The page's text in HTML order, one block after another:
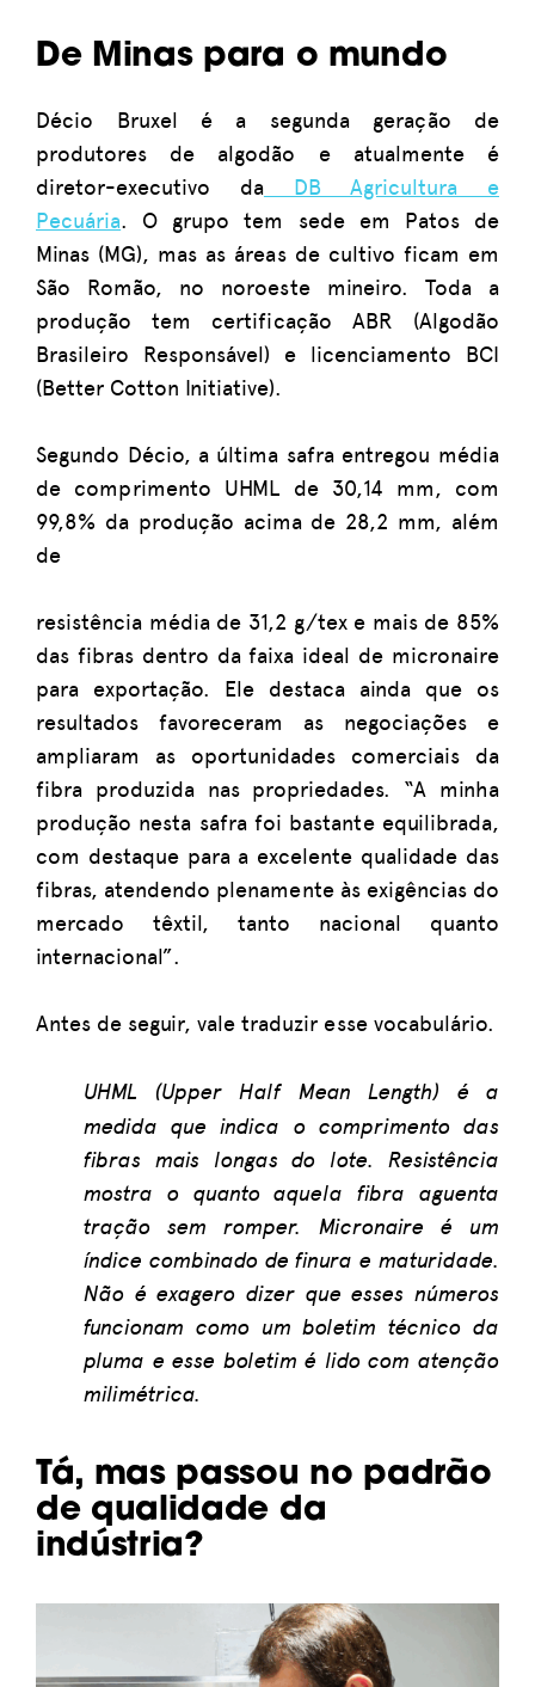
De Minas para o mundo
Décio Bruxel é a segunda geração de
produtores de algodão e atualmente é
diretor-executivo daDB Agricultura e
Pecuária. O grupo tem sede em Patos de
Minas (MG), mas as áreas de cultivo ficam em
São Romão, no noroeste mineiro. Toda a
produção tem certificação ABR (Algodão
Brasileiro Responsável) e licenciamento BCI
(Better Cotton Initiative).
Segundo Décio, a última safra entregou média
de comprimento UHML de 30,14 mm, com
99,8% da produção acima de 28,2 mm, além
de
resistência média de 31,2 g/tex e mais de 85%
das fibras dentro da faixa ideal de micronaire
para exportação. Ele destaca ainda que os
resultados favoreceram as negociações e
ampliaram as oportunidades comerciais da
fibra produzida nas propriedades. “A minha
produção nesta safra foi bastante equilibrada,
com destaque para a excelente qualidade das
fibras, atendendo plenamente às exigências do
mercado têxtil, tanto nacional quanto
internacional”.
Antes de seguir, vale traduzir esse vocabulário.
UHML (Upper Half Mean Length) é a
medida que indica o comprimento das
fibras mais longas do lote. Resistência
mostra o quanto aquela fibra aguenta
tração sem romper. Micronaire é um
índice combinado de finura e maturidade.
Não é exagero dizer que esses números
funcionam como um boletim técnico da
pluma e esse boletim é lido com atenção
milimétrica.
Tá, mas passou no padrão
de qualidade da
indústria?